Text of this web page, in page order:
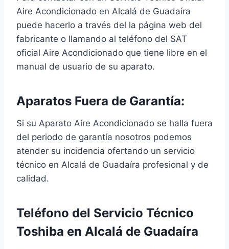
Aire Acondicionado en Alcalá de Guadaíra
puede hacerlo a través del la página web del
fabricante o llamando al teléfono del SAT
oficial Aire Acondicionado que tiene libre en el
manual de usuario de su aparato.
Aparatos Fuera de Garantía:
Si su Aparato Aire Acondicionado se halla fuera
del periodo de garantía nosotros podemos
atender su incidencia ofertando un servicio
técnico en Alcalá de Guadaíra profesional y de
calidad.
Teléfono del Servicio Técnico
Toshiba en Alcalá de Guadaíra